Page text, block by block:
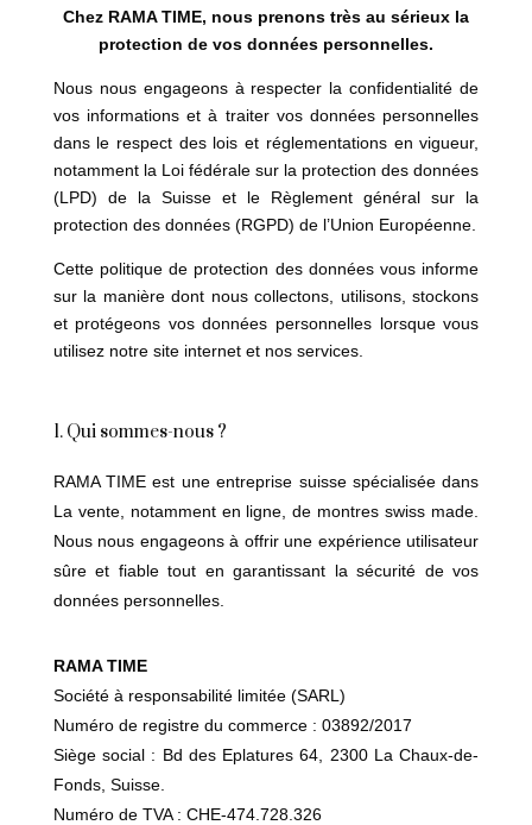
Chez RAMA TIME, nous prenons très au sérieux la
protection de vos données personnelles.
Nous nous engageons à respecter la confidentialité de
vos informations et à traiter vos données personnelles
dans le respect des lois et réglementations en vigueur,
notamment la Loi fédérale sur la protection des données
(LPD) de la Suisse et le Règlement général sur la
protection des données (RGPD) de l’Union Européenne.
Cette politique de protection des données vous informe
sur la manière dont nous collectons, utilisons, stockons
et protégeons vos données personnelles lorsque vous
utilisez notre site internet et nos services.
1. Qui sommes-nous ?
RAMA TIME est une entreprise suisse spécialisée dans
La vente, notamment en ligne, de montres swiss made.
Nous nous engageons à offrir une expérience utilisateur
sûre et fiable tout en garantissant la sécurité de vos
données personnelles.
RAMA TIME
Société à responsabilité limitée (SARL)
Numéro de registre du commerce : 03892/2017
Siège social : Bd des Eplatures 64, 2300 La Chaux-de-
Fonds, Suisse.
Numéro de TVA : CHE-474.728.326